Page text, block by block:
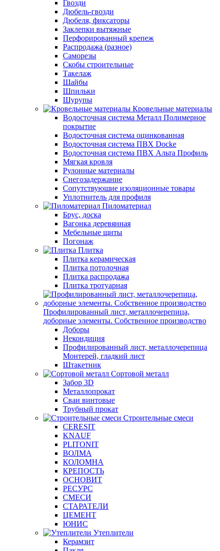
Гвозди
Дюбель-гвозди
Дюбеля, фиксаторы
Заклепки вытяжные
Перфорированный крепеж
Распродажа (разное)
Саморезы
Скобы строительные
Такелаж
Шайбы
Шпильки
Шурупы
Кровельные материалы
Водосточная система Металл Полимерное
покрытие
Водосточная система оцинкованная
Водосточная система ПВХ Docke
Водосточная система ПВХ Альта Профиль
Мягкая кровля
Рулонные материалы
Снегозадержание
Сопутствуюшие изоляционные товары
Уплотнитель для профиля
Пиломатериал
Брус, доска
Вагонка деревянная
Мебельные щиты
Погонаж
Плитка
Плитка керамическая
Плитка потолочная
Плитка распродажа
Плитка тротуарная
Профилированный лист, металлочерепица,
доборные элементы. Собственное производство
Доборы
Некондиция
Профилированный лист, металлочерепица
Монтерей, гладкий лист
Штакетник
Сортовой металл
Забор 3D
Металлопрокат
Сваи винтовые
Трубный прокат
Строительные смеси
CERESIT
KNAUF
PLITONIT
ВОЛМА
КОЛОМНА
КРЕПОСТЬ
ОСНОВИТ
РЕСУРС
СМЕСИ
СТАРАТЕЛИ
ЦЕМЕНТ
ЮНИС
Утеплители
Керамзит